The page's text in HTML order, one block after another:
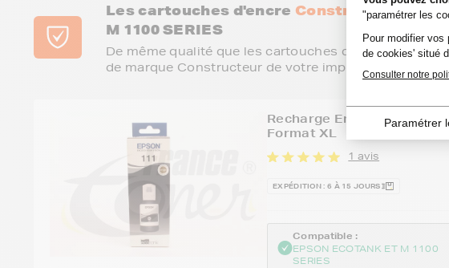
Les cartouches d'encre Constructeurpour
M 1100 SERIES
De même qualité que les cartouches d'encre de la
de marque Constructeur de votre imprimante.
Recharge Encre EPSON
Format XL
1 avis
EXPÉDITION : 6 À 15 JOURS
Compatible :
EPSON ECOTANK ET M 1100
SERIES